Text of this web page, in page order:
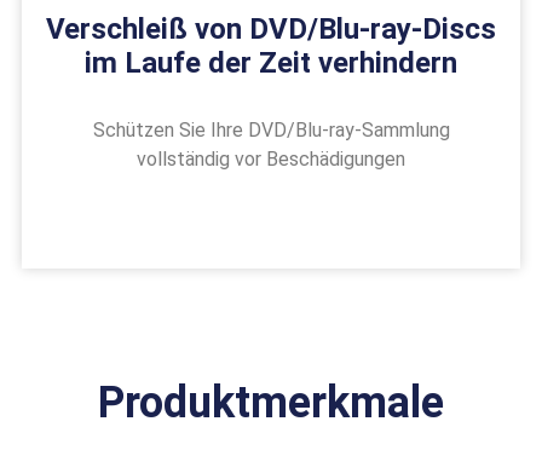
Verschleiß von DVD/Blu-ray-Discs
im Laufe der Zeit verhindern
Schützen Sie Ihre DVD/Blu-ray-Sammlung
vollständig vor Beschädigungen
Produktmerkmale